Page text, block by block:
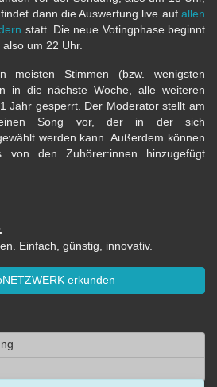
dann die Auswertung live auf allen
statt. Die neue Votingphase beginnt
um 22 Uhr.
Stimmen (bzw. wenigsten
in die nächste Woche, alle weiteren
Jahr gesperrt. Der Moderator stellt am
Song vor, der in der sich
werden kann. Außerdem können
von den Zuhörer:innen hinzugefügt
Einfach, günstig, innovativ.
erkunden